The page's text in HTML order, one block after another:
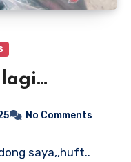
No Comments
saya,,huft..